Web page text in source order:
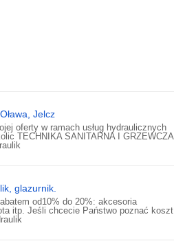
Jelcz
oferty w ramach usług hydraulicznych
TECHNIKA SANITARNA I GRZEWCZA
glazurnik.
od10% do 20%: akcesoria
itp. Jeśli chcecie Państwo poznać koszt